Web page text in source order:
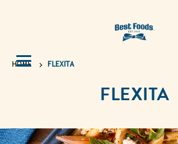
HOME FLEXITA
FLEXITA